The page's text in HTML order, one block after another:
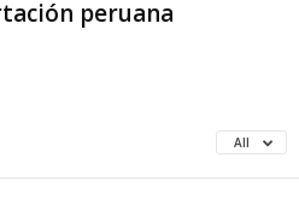
peruana
All